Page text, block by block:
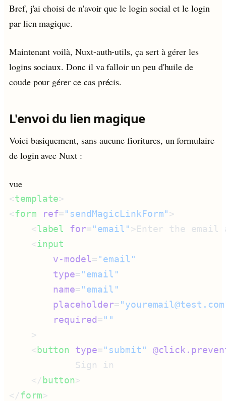
Bref, j'ai choisi de n'avoir que le login social et le login
par lien magique.
Maintenant voilà, Nuxt-auth-utils, ça sert à gérer les
logins sociaux. Donc il va falloir un peu d'huile de
coude pour gérer ce cas précis.
L'envoi du lien magique
Voici basiquement, sans aucune fioritures, un formulaire
de login avec Nuxt :
vue
<template
<form ref="sendMagicLinkForm"
    <
label for="email">Enter the email
    <
        v-model
=
        type
=
        name
=
        placeholder
=
        required
=
    <
button type="submit"
    </
button
</form